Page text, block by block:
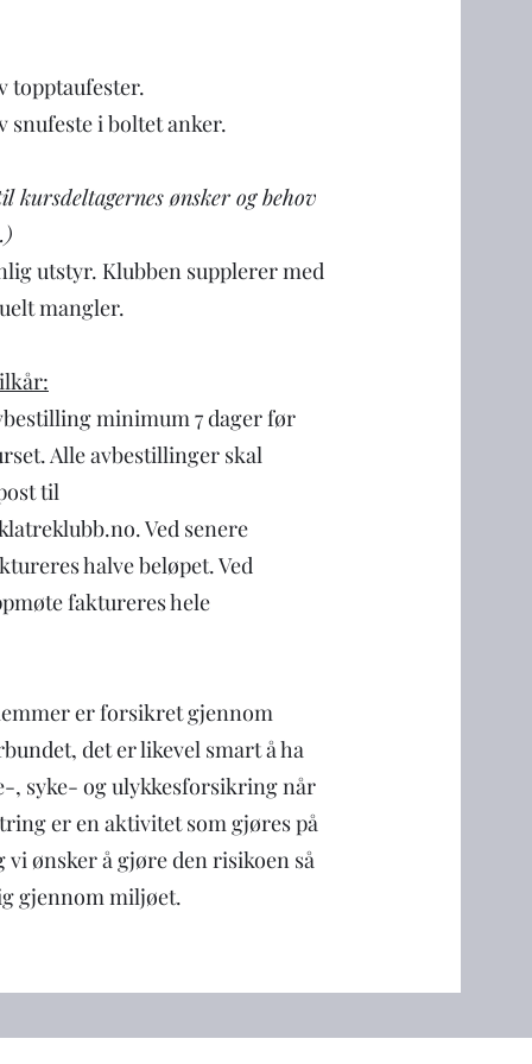
topptaufester.
snufeste i boltet anker.
kursdeltagernes ønsker og behov
utstyr. Klubben supplerer med
mangler.
minimum 7 dager før
Alle avbestillinger skal
til
Ved senere
halve beløpet. Ved
faktureres hele
er forsikret gjennom
det er likevel smart å ha
, syke- og ulykkesforsikring når
er en aktivitet som gjøres på
vi ønsker å gjøre den risikoen så
gjennom miljøet.